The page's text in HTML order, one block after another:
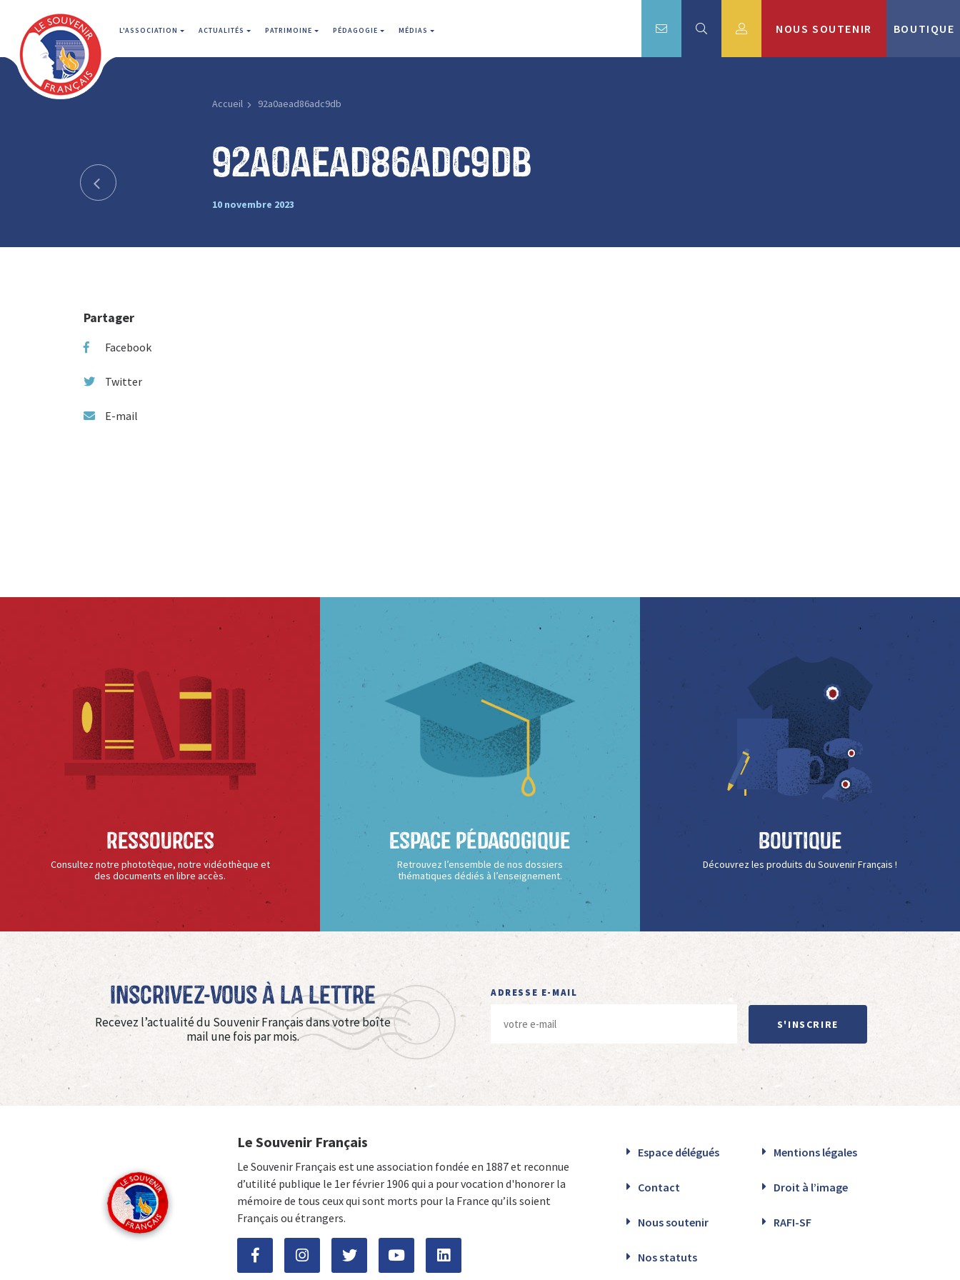
L'ASSOCIATION ACTUALITÉS PATRIMOINE PÉDAGOGIE MÉDIAS NOUS SOUTENIR BOUTIQUE
Accueil 92a0aead86adc9db
92a0aead86adc9db
10 novembre 2023
Partager
Facebook
Twitter
E-mail
Ressources
Consultez notre phototèque, notre vidéothèque et
des documents en libre accès.
Espace Pédagogique
Retrouvez l’ensemble de nos dossiers
thématiques dédiés à l’enseignement.
Boutique
Découvrez les produits du Souvenir Français !
Inscrivez-vous à La Lettre
Recevez l’actualité du Souvenir Français dans votre boîte
mail une fois par mois.
ADRESSE E-MAIL
S'INSCRIRE
Le Souvenir Français
Le Souvenir Français est une association fondée en 1887 et reconnue
d’utilité publique le 1er février 1906 qui a pour vocation d'honorer la
mémoire de tous ceux qui sont morts pour la France qu’ils soient
Français ou étrangers.
Espace délégués Mentions légales
Contact Droit à l’image
Nous soutenir RAFI-SF
Nos statuts